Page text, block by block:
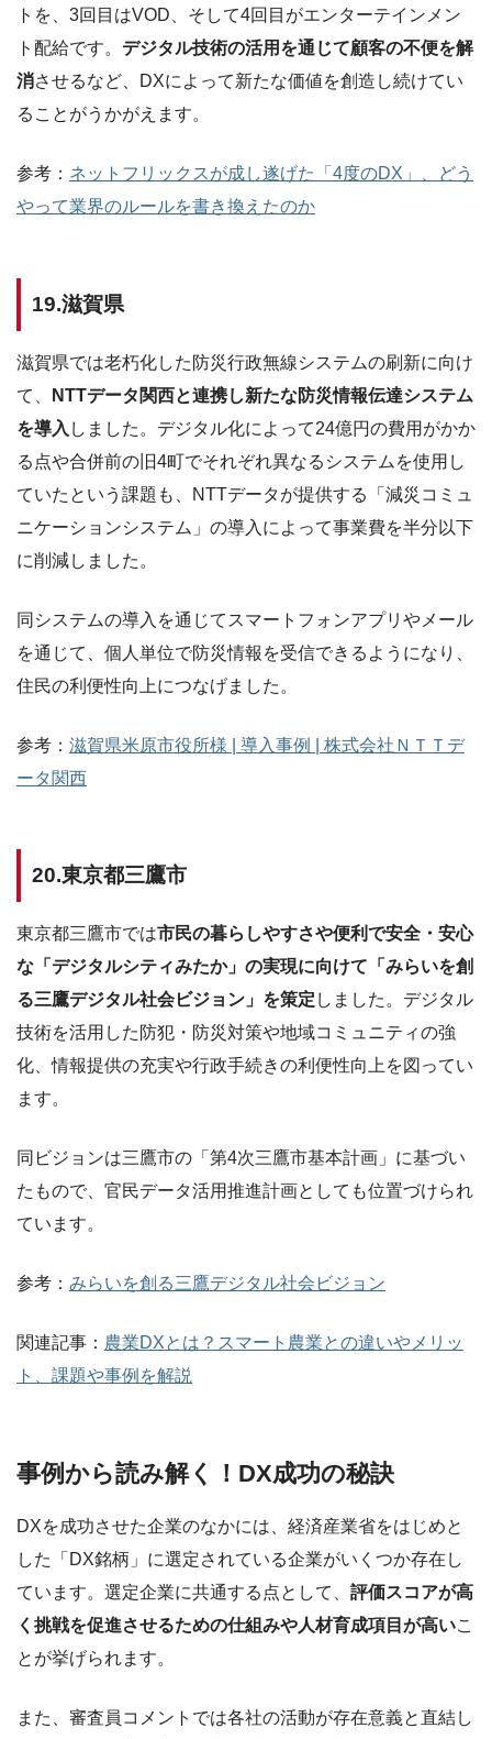
トを、3回目はVOD、そして4回目がエンターテインメン
ト配給です。 デジタル技術の活用を通じて顧客の不便を解
消させるなど、DXによって新たな価値を創造し続けてい
ることがうかがえます。
参考： ネットフリックスが成し遂げた「4度のDX」、どう
やって業界のルールを書き換えたのか
19.滋賀県
滋賀県では老朽化した防災行政無線システムの刷新に向け
て、
NTTデータ関西と連携し新たな防災情報伝達システム
を導入 しました。デジタル化によって24億円の費用がかか
る点や合併前の旧4町でそれぞれ異なるシステムを使用し
ていたという課題も、NTTデータが提供する「減災コミュ
ニケーションシステム」の導入によって事業費を半分以下
に削減しました。
同システムの導入を通じてスマートフォンアプリやメール
を通じて、個人単位で防災情報を受信できるようになり、
住民の利便性向上につなげました。
参考： 滋賀県米原市役所様 | 導入事例 | 株式会社ＮＴＴデ
ータ関西
20.東京都三鷹市
東京都三鷹市では市民の暮らしやすさや便利で安全・安心
な「デジタルシティみたか」の実現に向けて「みらいを創
る三鷹デジタル社会ビジョン」を策定 しました。デジタル
技術を活用した防犯・防災対策や地域コミュニティの強
化、情報提供の充実や行政手続きの利便性向上を図ってい
ます。
同ビジョンは三鷹市の「第4次三鷹市基本計画」に基づい
たもので、官民データ活用推進計画としても位置づけられ
ています。
参考： みらいを創る三鷹デジタル社会ビジョン
関連記事： 農業DXとは？スマート農業との違いやメリッ
ト、課題や事例を解説
事例から読み解く！DX成功の秘訣
DXを成功させた企業のなかには、経済産業省をはじめと
した「DX銘柄」に選定されている企業がいくつか存在し
ています。選定企業に共通する点として、 評価スコアが高
く 挑戦を促進させるための仕組みや人材育成項目が高いこ
とが挙げられます。
また、審査員コメントでは各社の活動が存在意義と直結し